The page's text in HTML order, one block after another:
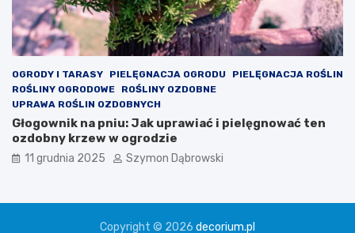
?
OGRODY I TARASY PIELĘGNACJA OGRODU
PIELĘGNACJA ROŚLIN
ROŚLINY OGRODOWE
ROŚLINY OZDOBNE
UPRAWA ROŚLIN OZDOBNYCH
Głogownik na pniu: Jak uprawiać i pielęgnować ten
ozdobny krzew w ogrodzie
11 grudnia 2025 Szymon Dąbrowski
Copyright © 2026 decorium.pl